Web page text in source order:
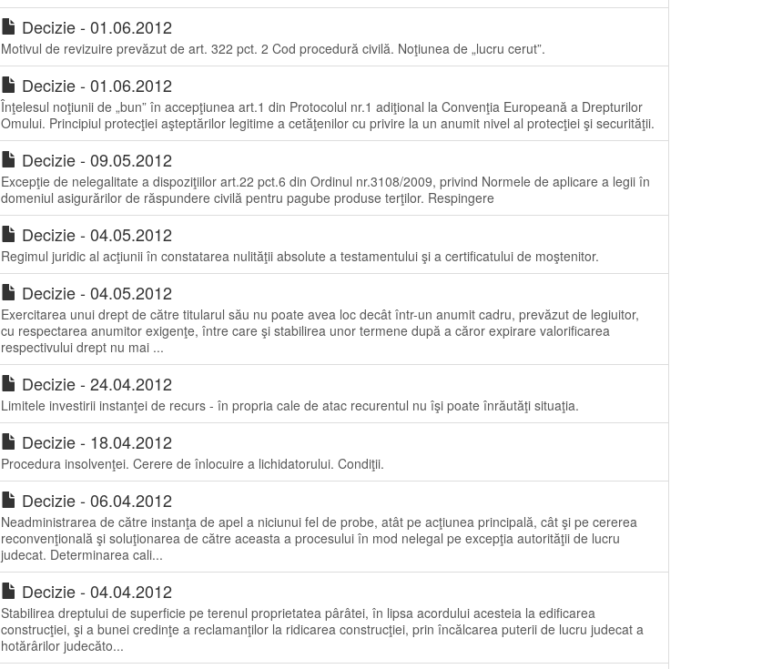
Decizie - 01.06.2012
Motivul de revizuire prevăzut de art. 322 pct. 2 Cod procedură civilă. Noţiunea de „lucru cerut”.
Decizie - 01.06.2012
Înţelesul noţiunii de „bun” în accepţiunea art.1 din Protocolul nr.1 adiţional la Convenţia Europeană a Drepturilor
Omului. Principiul protecţiei aşteptărilor legitime a cetăţenilor cu privire la un anumit nivel al protecţiei şi securităţii.
Decizie - 09.05.2012
Excepţie de nelegalitate a dispoziţiilor art.22 pct.6 din Ordinul nr.3108/2009, privind Normele de aplicare a legii în
domeniul asigurărilor de răspundere civilă pentru pagube produse terţilor. Respingere
Decizie - 04.05.2012
Regimul juridic al acţiunii în constatarea nulităţii absolute a testamentului şi a certificatului de moştenitor.
Decizie - 04.05.2012
Exercitarea unui drept de către titularul său nu poate avea loc decât într-un anumit cadru, prevăzut de legiuitor,
cu respectarea anumitor exigenţe, între care şi stabilirea unor termene după a căror expirare valorificarea
respectivului drept nu mai ...
Decizie - 24.04.2012
Limitele investirii instanţei de recurs - în propria cale de atac recurentul nu îşi poate înrăutăţi situaţia.
Decizie - 18.04.2012
Procedura insolvenţei. Cerere de înlocuire a lichidatorului. Condiţii.
Decizie - 06.04.2012
Neadministrarea de către instanţa de apel a niciunui fel de probe, atât pe acţiunea principală, cât şi pe cererea
reconvenţională şi soluţionarea de către aceasta a procesului în mod nelegal pe excepţia autorităţii de lucru
judecat. Determinarea cali...
Decizie - 04.04.2012
Stabilirea dreptului de superficie pe terenul proprietatea pârâtei, în lipsa acordului acesteia la edificarea
construcţiei, şi a bunei credinţe a reclamanţilor la ridicarea construcţiei, prin încălcarea puterii de lucru judecat a
hotărârilor judecăto...